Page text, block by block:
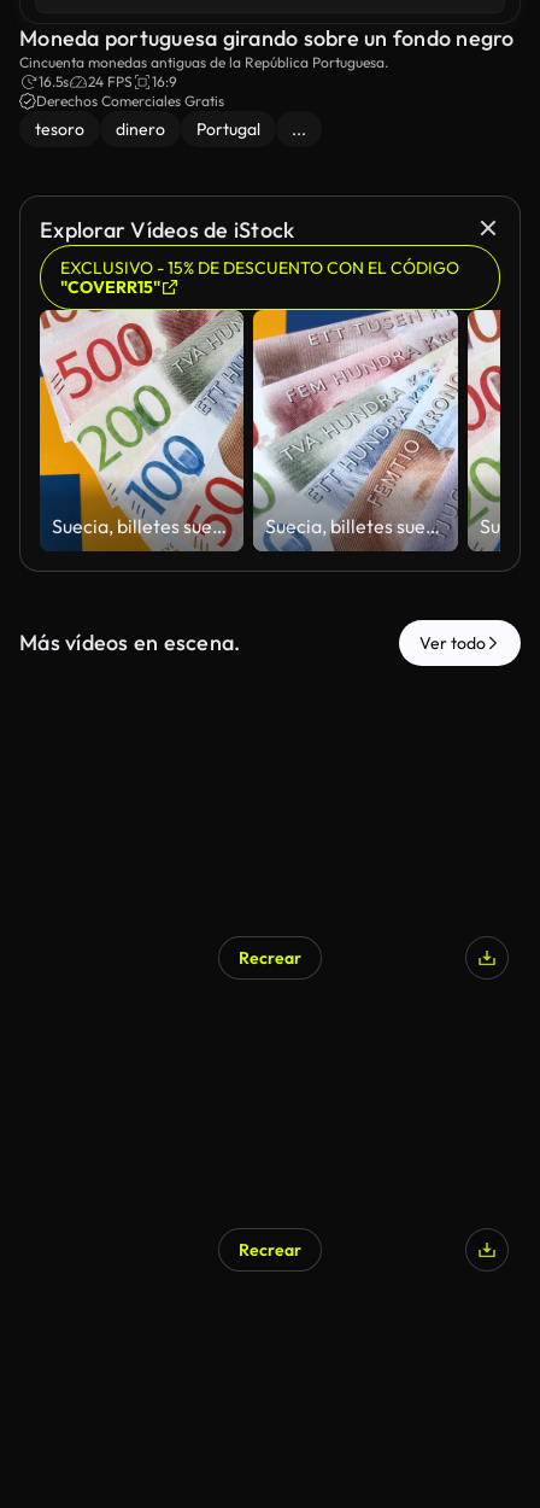
Moneda portuguesa girando sobre un fondo negro
Cincuenta monedas antiguas de la República Portuguesa.
16.5s
24 FPS
16:9
Derechos Comerciales Gratis
tesoro dinero Portugal ...
Explorar Vídeos de iStock
EXCLUSIVO - 15% DE DESCUENTO CON EL CÓDIGO
"COVERR15"
Suecia, billetes suecos, billetes reales como moneda para cambio o viaje. Dinero sueco Suecia, billetes suecos, billetes reales como moneda para cambio o viaje. Dinero sueco
Más vídeos en escena. Ver todo
Recrear
Recrear